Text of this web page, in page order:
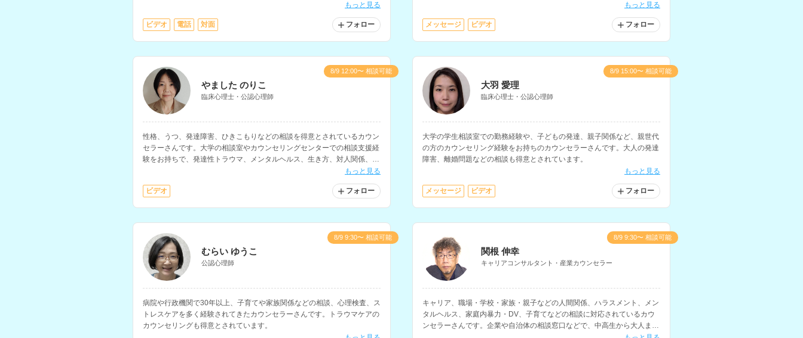
もっと見る
ビデオ 電話 対面 フォロー
もっと見る
メッセージ ビデオ フォロー
やました のりこ
臨床心理士・公認心理師
性格、うつ、発達障害、ひきこもりなどの相談を得意とされているカウン
セラーさんです。大学の相談室やカウンセリングセンターでの相談支援経
験をお持ちで、発達性トラウマ、メンタルヘルス、生き方、対人関係、夫
もっと見る
ビデオ フォロー
8/9 12:00〜 相談可能
大羽 愛理
臨床心理士・公認心理師
大学の学生相談室での勤務経験や、子どもの発達、親子関係など、親世代
の方のカウンセリング経験をお持ちのカウンセラーさんです。大人の発達
障害、離婚問題などの相談も得意とされています。
もっと見る
メッセージ ビデオ フォロー
8/9 15:00〜 相談可能
むらい ゆうこ
公認心理師
病院や行政機関で30年以上、子育てや家族関係などの相談、心理検査、ス
トレスケアを多く経験されてきたカウンセラーさんです。トラウマケアの
カウンセリングも得意とされています。
8/9 9:30〜 相談可能
関根 伸幸
キャリアコンサルタント・産業カウンセラー
キャリア、職場・学校・家族・親子などの人間関係、ハラスメント、メン
タルヘルス、家庭内暴力・DV、子育てなどの相談に対応されているカウ
ンセラーさんです。企業や自治体の相談窓口などで、中高生から大人まで
8/9 9:30〜 相談可能